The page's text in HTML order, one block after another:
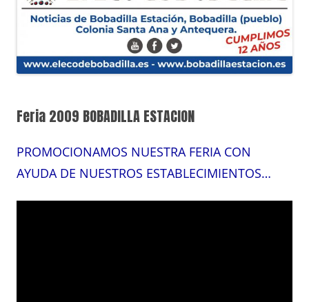
Feria 2009 BOBADILLA ESTACION
PROMOCIONAMOS NUESTRA FERIA CON
AYUDA DE NUESTROS ESTABLECIMIENTOS…